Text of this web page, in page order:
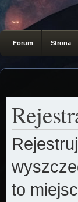
Forum Strona
to